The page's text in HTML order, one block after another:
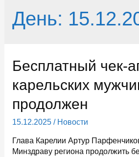
День:
Бесплатный чек-
карельских
продолжен
15.12.2025/ Новости
Глава Карелии Артур
Минздраву региона продолжить